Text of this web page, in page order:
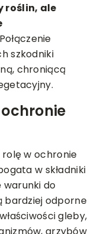
roślin, ale
Połączenie
szkodniki
chroniącą
w ochronie
w składniki
warunki do
bardziej odporne
gleby,